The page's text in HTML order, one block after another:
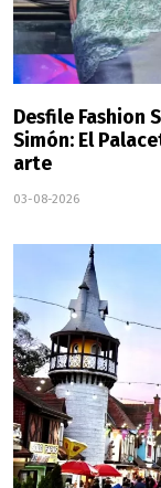
Desfile Fashion
Simón: El
arte
03-08-2026